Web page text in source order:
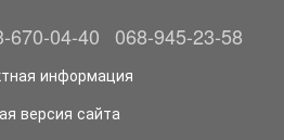
670-04-40 068-945-23-58
информация
версия сайта